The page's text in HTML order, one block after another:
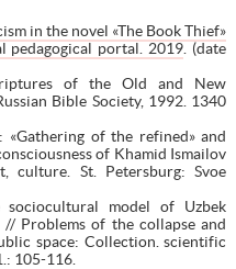
in the novel «The Book Thief»
pedagogical portal. 2019 . (date
of the Old and New
Bible Society, 1992. 1340
«Gathering of the refined» and
of Khamid Ismailov
St. Petersburg: Svoe
sociocultural model of Uzbek
Problems of the collapse and
space: Collection. scientific
105-116.